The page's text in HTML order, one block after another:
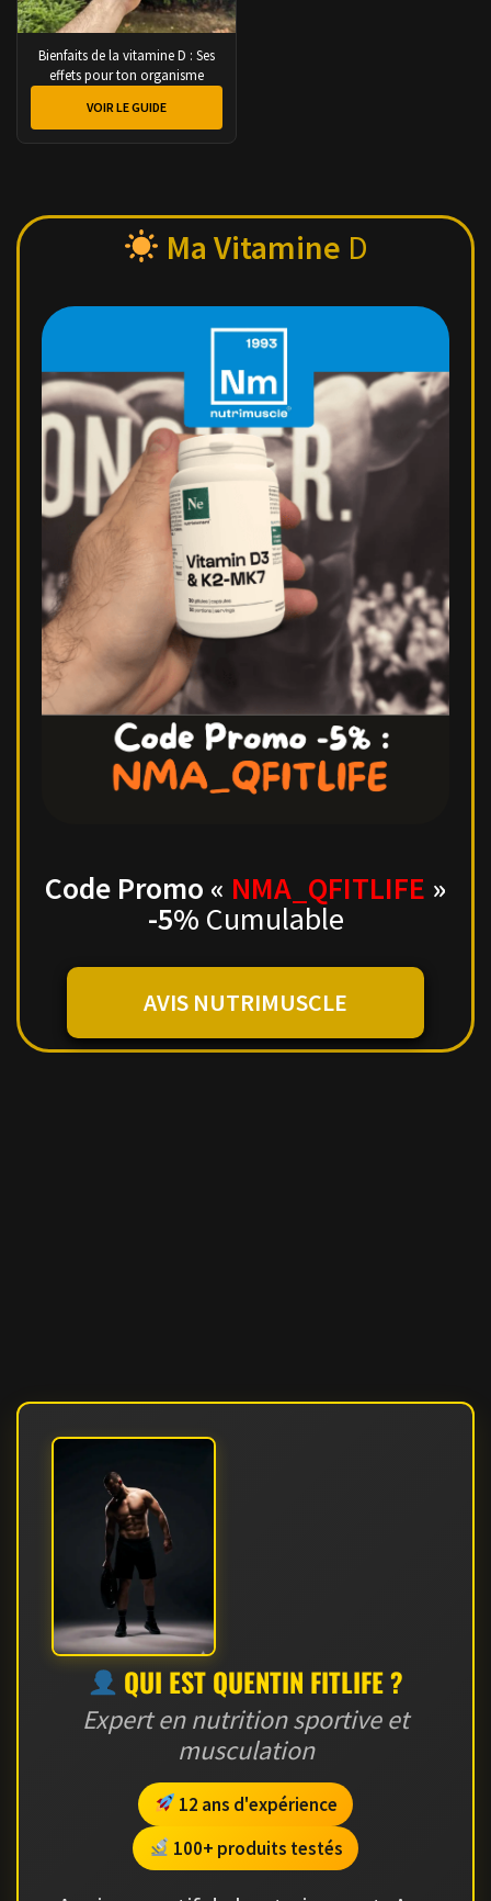
Bienfaits de la vitamine D : Ses
effets pour ton organisme
VOIR LE GUIDE
Ma Vitamine D
Code Promo « NMA_QFITLIFE »
-5% Cumulable
AVIS NUTRIMUSCLE
QUI EST QUENTIN FITLIFE ?
Expert en nutrition sportive et
musculation
12 ans d'expérience
100+ produits testés